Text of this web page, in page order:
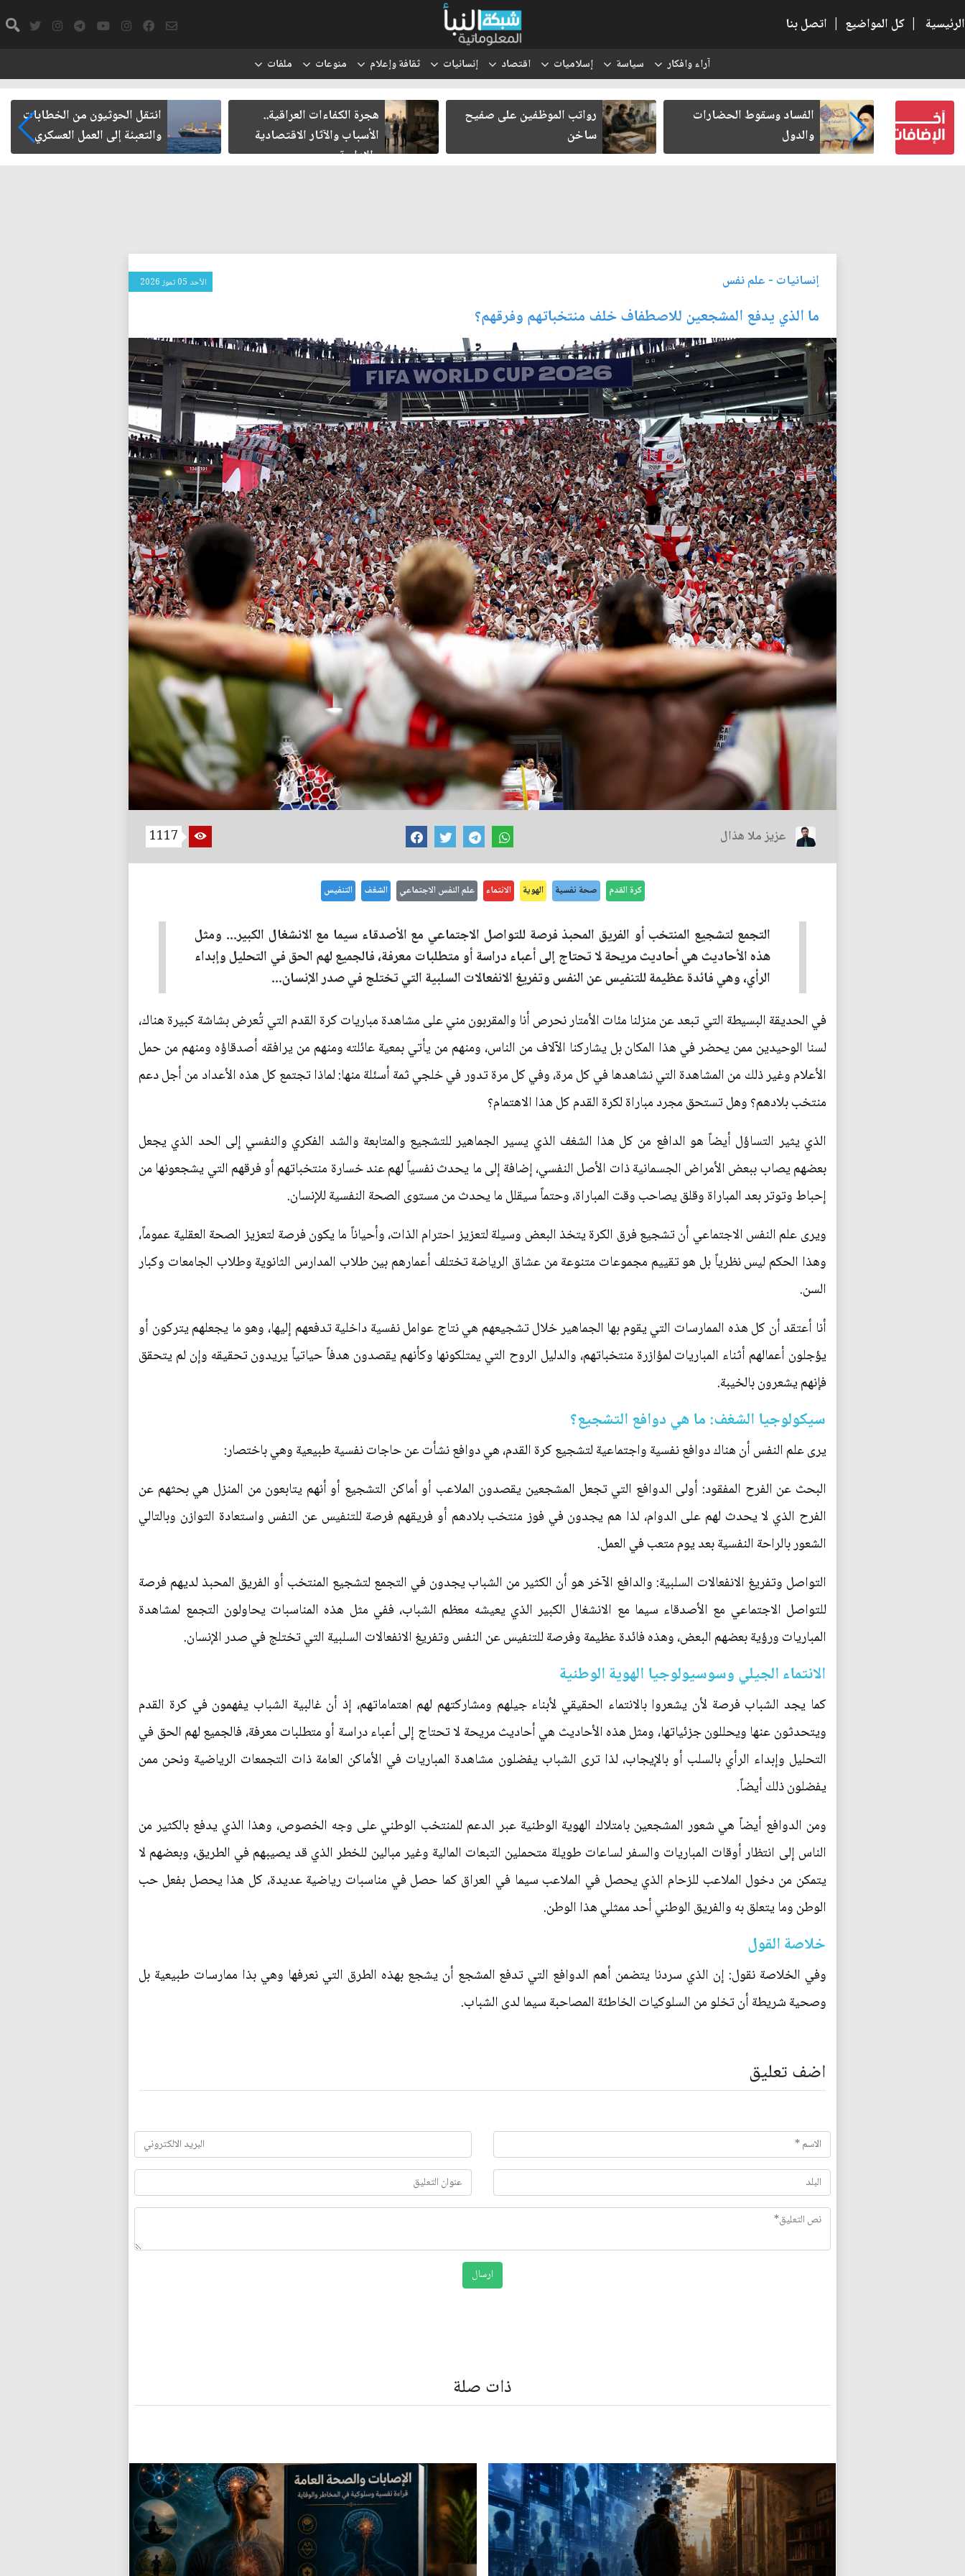
الرئيسية | كل المواضيع | اتصل بنا
آراء وافكار سياسة إسلاميات اقتصاد إنسانيات ثقافة وإعلام منوعات ملفات
كتب لنفسه
الفساد وسقوط الحضارات
والدول
رواتب الموظفين على صفيح
ساخن
هجرة الكفاءات العراقية..
الأسباب والآثار الاقتصادية
والإدارية
انتقل الحوثيون من الخطابات
والتعبئة إلى العمل العسكري
إنسانيات - علم نفس الأحد 05 تموز 2026
ما الذي يدفع المشجعين للاصطفاف خلف منتخباتهم وفرقهم؟
عزيز ملا هذال 1117
كرة القدم صحة نفسية الهوية الانتماء علم النفس الاجتماعي الشغف التنفيس
التجمع لتشجيع المنتخب أو الفريق المحبذ فرصة للتواصل الاجتماعي مع الأصدقاء سيما مع الانشغال الكبير... ومثل
هذه الأحاديث هي أحاديث مريحة لا تحتاج إلى أعباء دراسة أو متطلبات معرفة، فالجميع لهم الحق في التحليل وإبداء
الرأي، وهي فائدة عظيمة للتنفيس عن النفس وتفريغ الانفعالات السلبية التي تختلج في صدر الإنسان...
في الحديقة البسيطة التي تبعد عن منزلنا مئات الأمتار نحرص أنا والمقربون مني على مشاهدة مباريات كرة القدم التي تُعرض بشاشة كبيرة هناك،
لسنا الوحيدين ممن يحضر في هذا المكان بل يشاركنا الآلاف من الناس، ومنهم من يأتي بمعية عائلته ومنهم من يرافقه أصدقاؤه ومنهم من حمل
الأعلام وغير ذلك من المشاهدة التي نشاهدها في كل مرة، وفي كل مرة تدور في خلجي ثمة أسئلة منها: لماذا تجتمع كل هذه الأعداد من أجل دعم
منتخب بلادهم؟ وهل تستحق مجرد مباراة لكرة القدم كل هذا الاهتمام؟
الذي يثير التساؤل أيضاً هو الدافع من كل هذا الشغف الذي يسير الجماهير للتشجيع والمتابعة والشد الفكري والنفسي إلى الحد الذي يجعل
بعضهم يصاب ببعض الأمراض الجسمانية ذات الأصل النفسي، إضافة إلى ما يحدث نفسياً لهم عند خسارة منتخباتهم أو فرقهم التي يشجعونها من
إحباط وتوتر بعد المباراة وقلق يصاحب وقت المباراة، وحتماً سيقلل ما يحدث من مستوى الصحة النفسية للإنسان.
ويرى علم النفس الاجتماعي أن تشجيع فرق الكرة يتخذ البعض وسيلة لتعزيز احترام الذات، وأحياناً ما يكون فرصة لتعزيز الصحة العقلية عموماً،
وهذا الحكم ليس نظرياً بل هو تقييم مجموعات متنوعة من عشاق الرياضة تختلف أعمارهم بين طلاب المدارس الثانوية وطلاب الجامعات وكبار
السن.
أنا أعتقد أن كل هذه الممارسات التي يقوم بها الجماهير خلال تشجيعهم هي نتاج عوامل نفسية داخلية تدفعهم إليها، وهو ما يجعلهم يتركون أو
يؤجلون أعمالهم أثناء المباريات لمؤازرة منتخباتهم، والدليل الروح التي يمتلكونها وكأنهم يقصدون هدفاً حياتياً يريدون تحقيقه وإن لم يتحقق
فإنهم يشعرون بالخيبة.
سيكولوجيا الشغف: ما هي دوافع التشجيع؟
يرى علم النفس أن هناك دوافع نفسية واجتماعية لتشجيع كرة القدم، هي دوافع نشأت عن حاجات نفسية طبيعية وهي باختصار:
البحث عن الفرح المفقود: أولى الدوافع التي تجعل المشجعين يقصدون الملاعب أو أماكن التشجيع أو أنهم يتابعون من المنزل هي بحثهم عن
الفرح الذي لا يحدث لهم على الدوام، لذا هم يجدون في فوز منتخب بلادهم أو فريقهم فرصة للتنفيس عن النفس واستعادة التوازن وبالتالي
الشعور بالراحة النفسية بعد يوم متعب في العمل.
التواصل وتفريغ الانفعالات السلبية: والدافع الآخر هو أن الكثير من الشباب يجدون في التجمع لتشجيع المنتخب أو الفريق المحبذ لديهم فرصة
للتواصل الاجتماعي مع الأصدقاء سيما مع الانشغال الكبير الذي يعيشه معظم الشباب، ففي مثل هذه المناسبات يحاولون التجمع لمشاهدة
المباريات ورؤية بعضهم البعض، وهذه فائدة عظيمة وفرصة للتنفيس عن النفس وتفريغ الانفعالات السلبية التي تختلج في صدر الإنسان.
الانتماء الجيلي وسوسيولوجيا الهوية الوطنية
كما يجد الشباب فرصة لأن يشعروا بالانتماء الحقيقي لأبناء جيلهم ومشاركتهم لهم اهتماماتهم، إذ أن غالبية الشباب يفهمون في كرة القدم
ويتحدثون عنها ويحللون جزئياتها، ومثل هذه الأحاديث هي أحاديث مريحة لا تحتاج إلى أعباء دراسة أو متطلبات معرفة، فالجميع لهم الحق في
التحليل وإبداء الرأي بالسلب أو بالإيجاب، لذا ترى الشباب يفضلون مشاهدة المباريات في الأماكن العامة ذات التجمعات الرياضية ونحن ممن
يفضلون ذلك أيضاً.
ومن الدوافع أيضاً هي شعور المشجعين بامتلاك الهوية الوطنية عبر الدعم للمنتخب الوطني على وجه الخصوص، وهذا الذي يدفع بالكثير من
الناس إلى انتظار أوقات المباريات والسفر لساعات طويلة متحملين التبعات المالية وغير مبالين للخطر الذي قد يصيبهم في الطريق، وبعضهم لا
يتمكن من دخول الملاعب للزحام الذي يحصل في الملاعب سيما في العراق كما حصل في مناسبات رياضية عديدة، كل هذا يحصل بفعل حب
الوطن وما يتعلق به والفريق الوطني أحد ممثلي هذا الوطن.
خلاصة القول
وفي الخلاصة نقول: إن الذي سردنا يتضمن أهم الدوافع التي تدفع المشجع أن يشجع بهذه الطرق التي نعرفها وهي بذا ممارسات طبيعية بل
وصحية شريطة أن تخلو من السلوكيات الخاطئة المصاحبة سيما لدى الشباب.
اضف تعليق
ذات صلة